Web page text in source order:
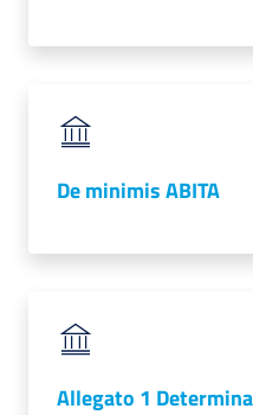
De minimis ABITA
Allegato 1